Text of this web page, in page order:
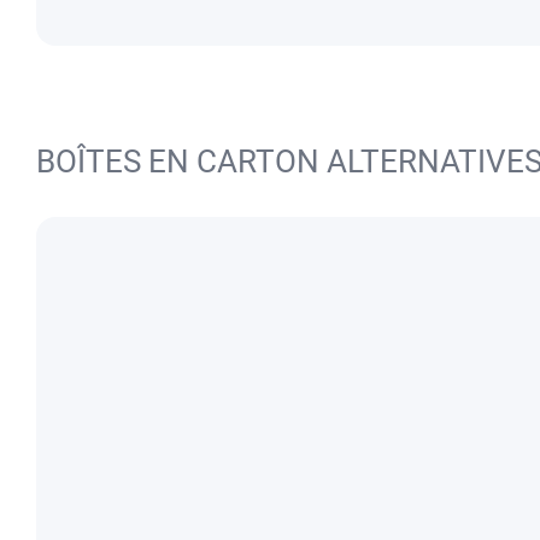
BOÎTES EN CARTON